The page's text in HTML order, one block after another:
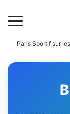
Paris Sportif sur